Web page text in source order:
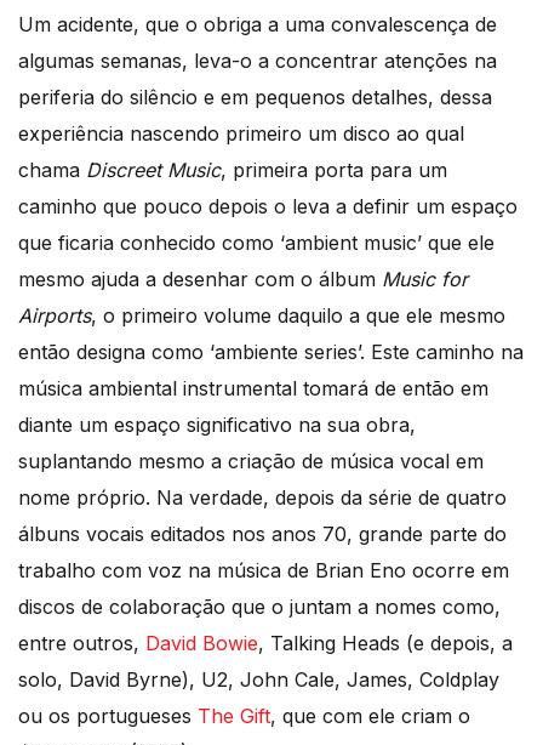
Um acidente, que o obriga a uma convalescença de
algumas semanas, leva-o a concentrar atenções na
periferia do silêncio e em pequenos detalhes, dessa
experiência nascendo primeiro um disco ao qual
chama Discreet Music, primeira porta para um
caminho que pouco depois o leva a definir um espaço
que ficaria conhecido como ‘ambient music’ que ele
mesmo ajuda a desenhar com o álbum Music for
Airports, o primeiro volume daquilo a que ele mesmo
então designa como ‘ambiente series’. Este caminho na
música ambiental instrumental tomará de então em
diante um espaço significativo na sua obra,
suplantando mesmo a criação de música vocal em
nome próprio. Na verdade, depois da série de quatro
álbuns vocais editados nos anos 70, grande parte do
trabalho com voz na música de Brian Eno ocorre em
discos de colaboração que o juntam a nomes como,
entre outros, David Bowie, Talking Heads (e depois, a
solo, David Byrne), U2, John Cale, James, Coldplay
ou os portugueses The Gift, que com ele criam o